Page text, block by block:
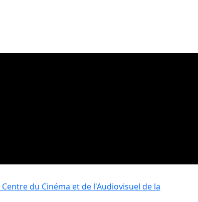
Centre du Cinéma et de l'Audiovisuel de la